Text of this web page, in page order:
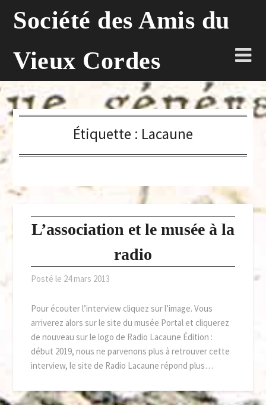
Société des Amis du
Vieux Cordes
Étiquette : Lacaune
L’association et le musée à la
radio
Posté le 24 mars 2013
Pour écouter l’interview cliquez sur l’image. Vous
arriverez alors sur le site du musée Portal et cliquerez
de nouveau sur le logo de Radio Lacaune Édition :
début 2019, nous ne parvenons plus à retrouver cette
interview, le site de Radio Lacaune répond plus…